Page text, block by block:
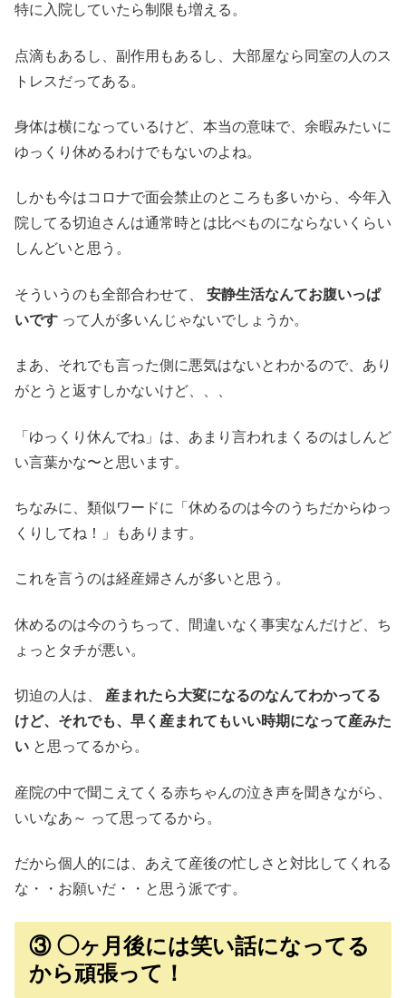
特に入院していたら制限も増える。
点滴もあるし、副作用もあるし、大部屋なら同室の人のス
トレスだってある。
身体は横になっているけど、本当の意味で、余暇みたいに
ゆっくり休めるわけでもないのよね。
しかも今はコロナで面会禁止のところも多いから、今年入
院してる切迫さんは通常時とは比べものにならないくらい
しんどいと思う。
そういうのも全部合わせて、 安静生活なんてお腹いっぱ
いです って人が多いんじゃないでしょうか。
まあ、それでも言った側に悪気はないとわかるので、あり
がとうと返すしかないけど、、、
「ゆっくり休んでね」は、あまり言われまくるのはしんど
い言葉かな〜と思います。
ちなみに、類似ワードに「休めるのは今のうちだからゆっ
くりしてね！」もあります。
これを言うのは経産婦さんが多いと思う。
休めるのは今のうちって、間違いなく事実なんだけど、ち
ょっとタチが悪い。
切迫の人は、 産まれたら大変になるのなんてわかってる
けど、それでも、早く産まれてもいい時期になって産みた
い と思ってるから。
産院の中で聞こえてくる赤ちゃんの泣き声を聞きながら、
いいなあ～ って思ってるから。
だから個人的には、あえて産後の忙しさと対比してくれる
な・・お願いだ・・と思う派です。
③ ◯ヶ月後には笑い話になってる
から頑張って！